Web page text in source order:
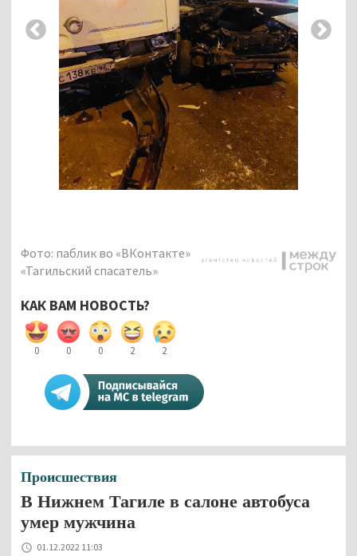
Фото: паблик во «ВКонтакте»
«Тагильский спасатель»
КАК ВАМ НОВОСТЬ?
0 0 0 2 2
Происшествия
В Нижнем Тагиле в салоне автобуса
умер мужчина
01.12.2022 11:03